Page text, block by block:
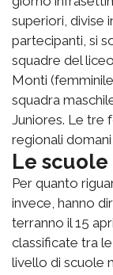
superiori, divise
partecipanti, si
squadre del
Monti
squadra
Juniores. Le tre
regionali
Le
Per quanto
invece, hanno
terranno il 15
classificate tra
livello di scuole